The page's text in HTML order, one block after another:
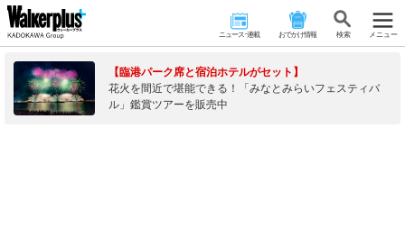
ニュース･連載 おでかけ情報 検 索 メニュー
【臨港パーク席と宿泊ホテルがセット】
花火を間近で堪能できる！「みなとみらいフェスティバ
ル」鑑賞ツアーを販売中